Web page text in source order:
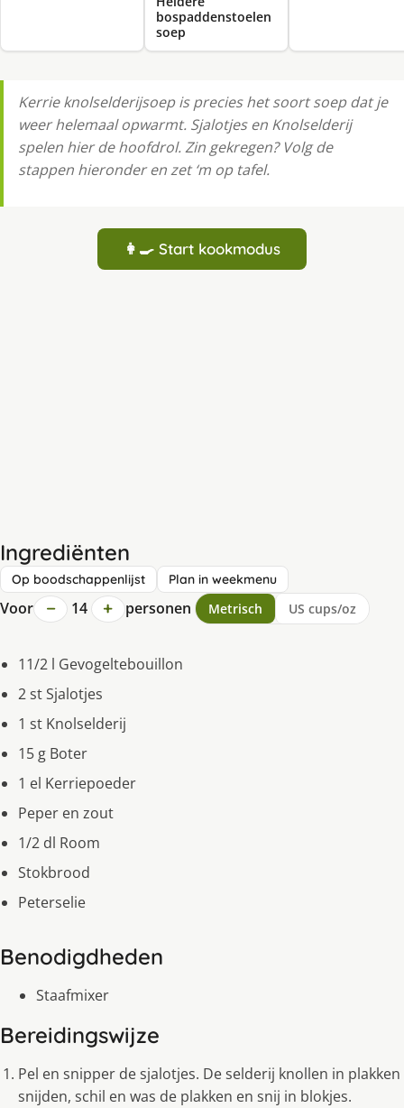
bospaddenstoelen
soep
Kerrie knolselderijsoep is precies het soort soep dat je
weer helemaal opwarmt. Sjalotjes en Knolselderij
spelen hier de hoofdrol. Zin gekregen? Volg de
stappen hieronder en zet ‘m op tafel.
👩‍🍳 Start kookmodus
Ingrediënten
Op boodschappenlijst Plan in weekmenu
Voor − 14 + personen Metrisch US cups/oz
11/2 l Gevogeltebouillon
2 st Sjalotjes
1 st Knolselderij
15 g Boter
1 el Kerriepoeder
Peper en zout
1/2 dl Room
Stokbrood
Peterselie
Benodigdheden
Staafmixer
Bereidingswijze
Pel en snipper de sjalotjes. De selderij knollen in plakken
snijden, schil en was de plakken en snij in blokjes.